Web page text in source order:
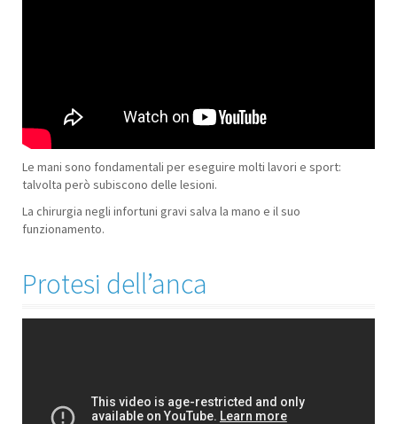
Le mani sono fondamentali per eseguire molti lavori e sport:
talvolta però subiscono delle lesioni.
La chirurgia negli infortuni gravi salva la mano e il suo
funzionamento.
Protesi dell’anca